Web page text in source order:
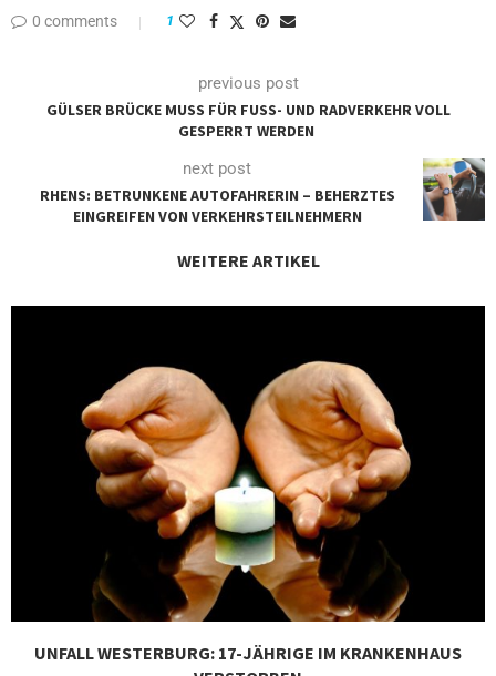
0 comments 1
previous post
GÜLSER BRÜCKE MUSS FÜR FUSS- UND RADVERKEHR VOLL G
ESPERRT WERDEN
next post
RHENS: BETRUNKENE AUTOFAHRERIN – BEHERZTES
EINGREIFEN VON VERKEHRSTEILNEHMERN
WEITERE ARTIKEL
UNFALL WESTERBURG: 17-JÄHRIGE IM KRANKENHAUS